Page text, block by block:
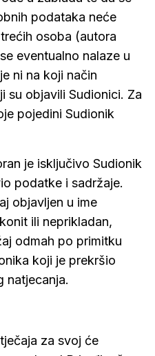
podataka neće
osoba (autora
eventualno nalaze u
ni na koji način
su objavili Sudionici. Za
pojedini Sudionik
je isključivo Sudionik
podatke i sadržaje.
objavljen u ime
ili neprikladan,
odmah po primitku
koji je prekršio
natjecanja.
za svoj će